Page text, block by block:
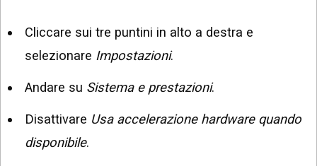
Cliccare sui tre puntini in alto a destra e
selezionare Impostazioni.
Andare su Sistema e prestazioni.
Disattivare Usa accelerazione hardware quando
disponibile.